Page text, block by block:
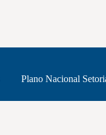
Plano Nacional